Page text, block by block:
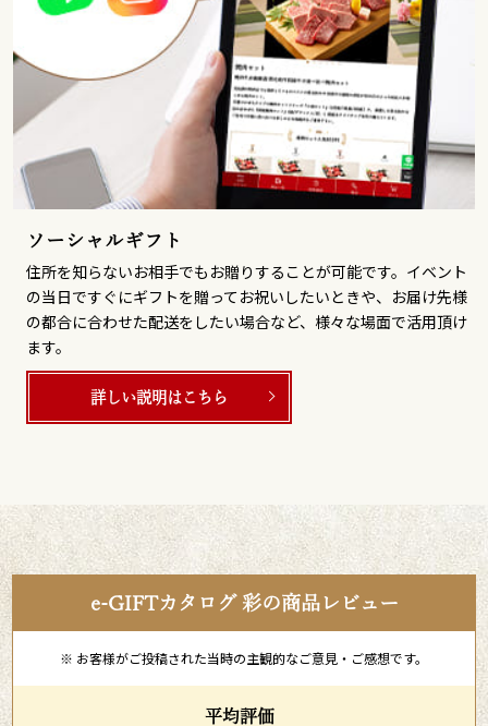
ソーシャルギフト
住所を知らないお相手でもお贈りすることが可能です。イベント
の当日ですぐにギフトを贈ってお祝いしたいときや、お届け先様
の都合に合わせた配送をしたい場合など、様々な場面で活用頂け
ます。
詳しい説明はこちら
e-GIFTカタログ 彩の商品レビュー
※ お客様がご投稿された当時の主観的なご意見・ご感想です。
平均評価